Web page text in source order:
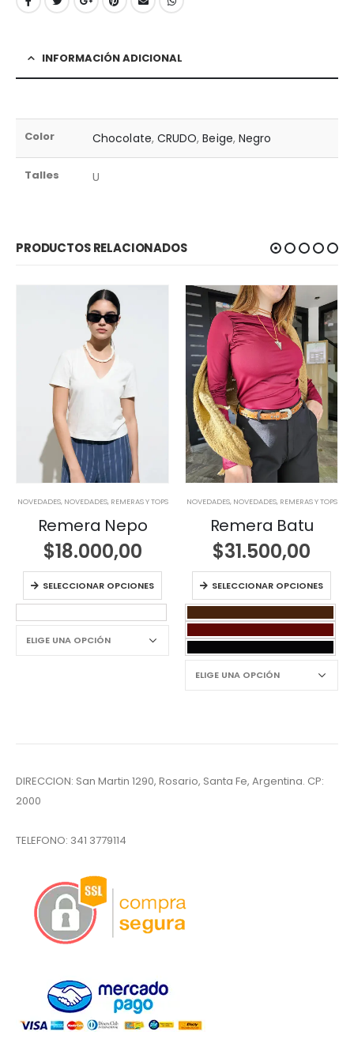
INFORMACIÓN ADICIONAL
Color Chocolate, CRUDO,Beige, Negro
Talles U
PRODUCTOS RELACIONADOS
NOVEDADES, NOVEDADES, REMERAS Y TOPS
Remera Nepo
$18.000,00
SELECCIONAR OPCIONES
NOVEDADES, NOVEDADES, REMERAS Y TOPS
Remera Batu
$31.500,00
SELECCIONAR OPCIONES
DIRECCION: San Martin 1290, Rosario, Santa Fe, Argentina. CP:
2000
TELEFONO: 341 3779114